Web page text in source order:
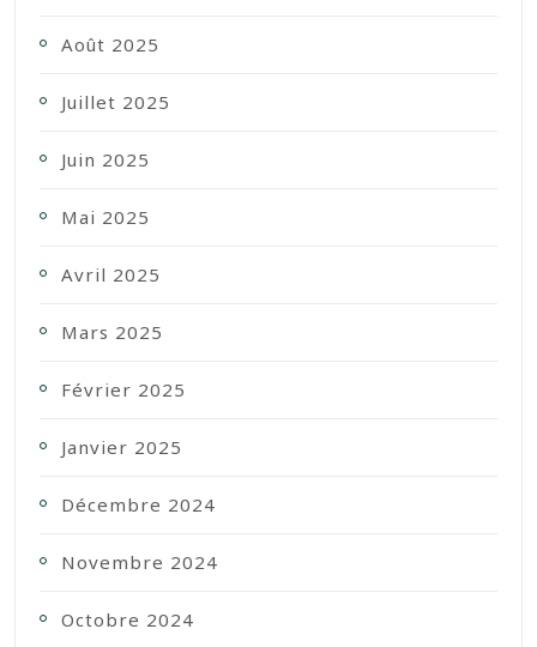
Août 2025
Juillet 2025
Juin 2025
Mai 2025
Avril 2025
Mars 2025
Février 2025
Janvier 2025
Décembre 2024
Novembre 2024
Octobre 2024